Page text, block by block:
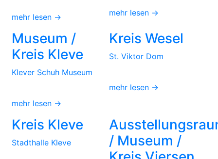
mehr lesen → mehr lesen →
Museum /
Kreis Kleve
Klever Schuh Museum
mehr lesen →
Kreis Wesel
St. Viktor Dom
mehr lesen →
Kreis Kleve
Stadthalle Kleve
/ Museum /